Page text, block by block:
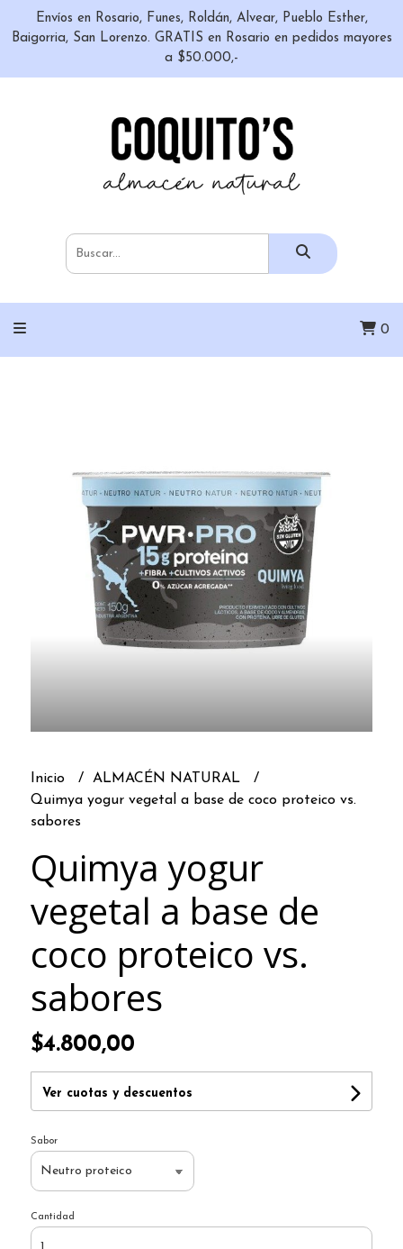
Envíos en Rosario, Funes, Roldán, Alvear, Pueblo Esther,
Baigorria, San Lorenzo. GRATIS en Rosario en pedidos mayores
a $50.000,-
0
Inicio
ALMACÉN NATURAL
Quimya yogur vegetal a base de coco proteico vs.
sabores
Quimya yogur
vegetal a base de
coco proteico vs.
sabores
$4.800,00
Ver cuotas y descuentos
Sabor
Cantidad